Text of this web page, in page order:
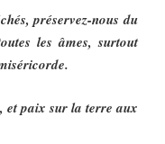
préservez-nous du
les âmes, surtout
et paix sur la terre aux